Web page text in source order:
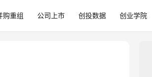
购重组 公司上市 创投数据 创业学院